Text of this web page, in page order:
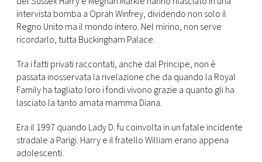
CONSIGLIA
intervista bomba a Oprah Winfrey, dividendo non solo il
Regno Unito ma il mondo intero. Nel mirino, non serve
ricordarlo, tutta Buckingham Palace.
Tra i fatti privati raccontati, anche dal Principe, non è
passata inosservata la rivelazione che da quando la Royal
Family ha tagliato loro i fondi vivono grazie a quanto gli ha
lasciato la tanto amata mamma Diana.
Era il 1997 quando Lady D. fu coinvolta in un fatale incidente
stradale a Parigi. Harry e il fratello William erano appena
adolescenti.